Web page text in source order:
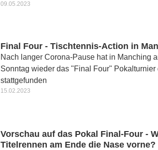
09.05.2023
Final Four - Tischtennis-Action in
Nach langer Corona-Pause hat in Manching
Sonntag wieder das "Final Four" Pokalturnier
stattgefunden
15.02.2023
Vorschau auf das Pokal Final-Four -
Titelrennen am Ende die Nase vorne?